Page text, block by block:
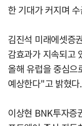
한 기대가 커지며
김진석 미래에셋증
감효과가 지속되고
올해 유럽을 중심으
예상한다"고 밝혔다.
이상현 BNK투자증